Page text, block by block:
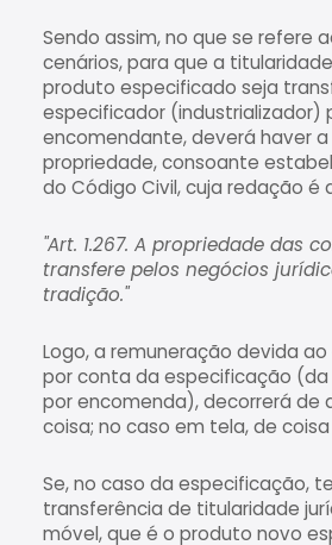
Sendo assim, no que se refere
cenários, para que a
produto especificado seja
especificador (industrializador)
encomendante, deverá haver
propriedade, consoante
do Código Civil, cuja redação é
"Art. 1.267. A propriedade das
transfere pelos negócios
tradição."
Logo, a remuneração devida
por conta da especificação (da
por encomenda), decorrerá de
coisa; no caso em tela, de
Se, no caso da especificação,
transferência de titularidade
móvel, que é o produto novo